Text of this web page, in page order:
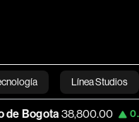
Línea Studios
English 0.00% Apple